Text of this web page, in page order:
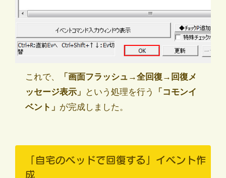
これで、
「画面フラッシュ→全回復→回復メ
ッセージ表示」
という処理を行う
「コモンイ
ベント」 が完成しました。
「自宅のベッドで回復する」イベント作
成